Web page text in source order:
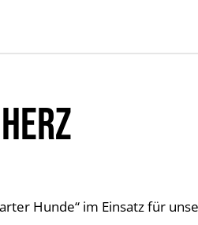
Hunde“ im Einsatz für